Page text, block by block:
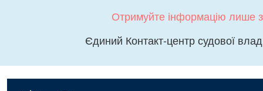
Отримуйте інформацію лише
Єдиний Контакт-центр судової